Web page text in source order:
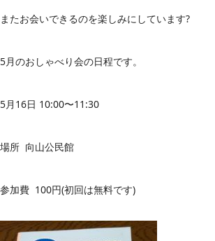
またお会いできるのを楽しみにしています?
5月のおしゃべり会の日程です。
5月16日 10:00〜11:30
場所 向山公民館
参加費 100円(初回は無料です)